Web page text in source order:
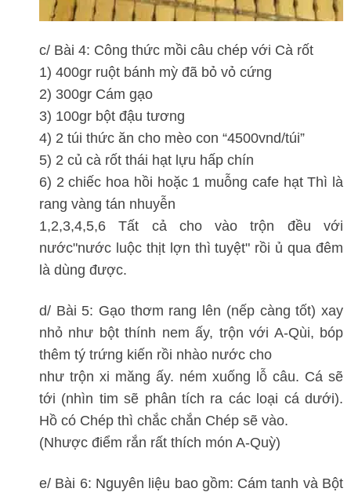
c/ Bài 4: Công thức mồi câu chép với Cà rốt
1) 400gr ruột bánh mỳ đã bỏ vỏ cứng
2) 300gr Cám gạo
3) 100gr bột đậu tương
4) 2 túi thức ăn cho mèo con “4500vnd/túi”
5) 2 củ cà rốt thái hạt lựu hấp chín
6) 2 chiếc hoa hồi hoặc 1 muỗng cafe hạt Thì là
rang vàng tán nhuyễn
1,2,3,4,5,6 Tất cả cho vào trộn đều với
nước"nước luộc thịt lợn thì tuyệt" rồi ủ qua đêm
là dùng được.
d/ Bài 5: Gạo thơm rang lên (nếp càng tốt) xay
nhỏ như bột thính nem ấy, trộn với A-Qùi, bóp
thêm tý trứng kiến rồi nhào nước cho
như trộn xi măng ấy. ném xuống lỗ câu. Cá sẽ
tới (nhìn tim sẽ phân tích ra các loại cá dưới).
Hồ có Chép thì chắc chắn Chép sẽ vào.
(Nhược điểm rắn rất thích món A-Quỳ)
e/ Bài 6: Nguyên liệu bao gồm: Cám tanh và Bột